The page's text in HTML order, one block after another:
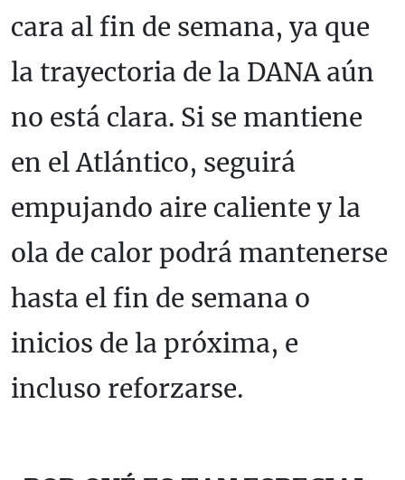
cara al fin de semana, ya que
la trayectoria de la DANA aún
no está clara. Si se mantiene
en el Atlántico, seguirá
empujando aire caliente y la
ola de calor podrá mantenerse
hasta el fin de semana o
inicios de la próxima, e
incluso reforzarse.